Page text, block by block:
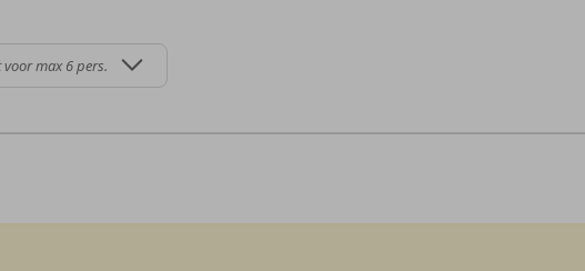
voor max 6 pers.